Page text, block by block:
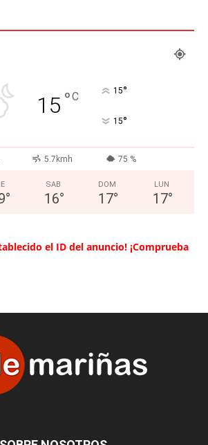
15 °C 15°
15°
5.7kmh 75 %
°
SAB
16°
DOM
17°
LUN
17°
el ID del anuncio! ¡Comprueba